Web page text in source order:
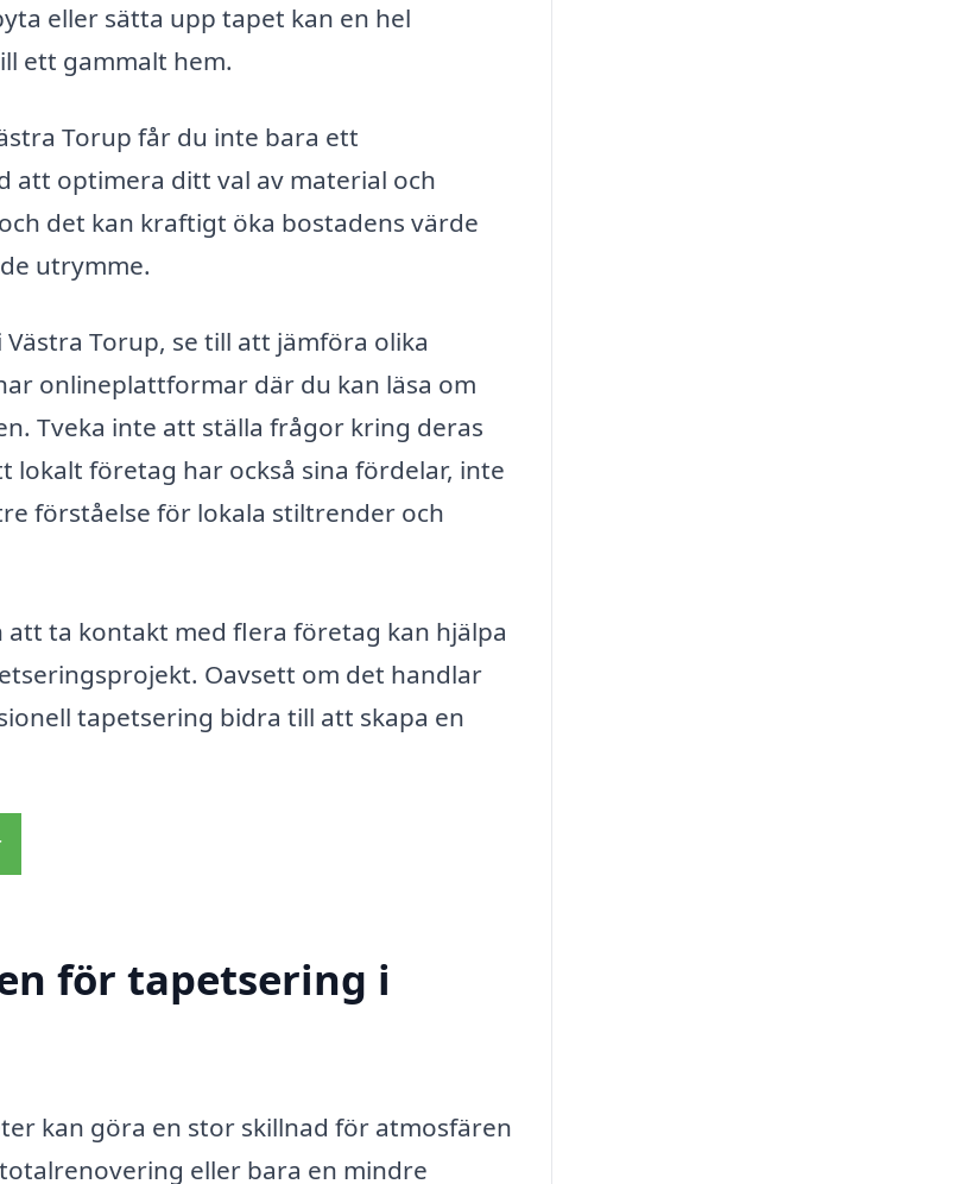
eller sätta upp tapet kan en hel
ett gammalt hem.
Torup får du inte bara ett
att optimera ditt val av material och
det kan kraftigt öka bostadens värde
utrymme.
Torup, se till att jämföra olika
onlineplattformar där du kan läsa om
Tveka inte att ställa frågor kring deras
företag har också sina fördelar, inte
förståelse för lokala stiltrender och
ta kontakt med flera företag kan hjälpa
Oavsett om det handlar
tapetsering bidra till att skapa en
för tapetsering i
kan göra en stor skillnad för atmosfären
eller bara en mindre